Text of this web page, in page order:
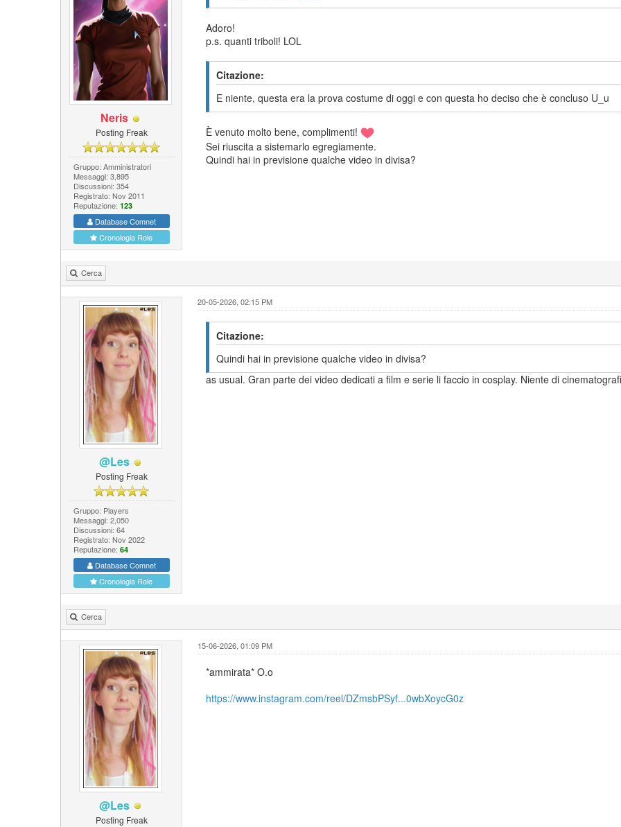
Neris
Posting Freak
Gruppo: Amministratori
Messaggi: 3,895
Discussioni: 354
Registrato: Nov 2011
Reputazione: 123
Database Comnet
Cronologia Role
Adoro!
p.s. quanti triboli! LOL
Citazione:
E niente, questa era la prova costume di oggi e con questa ho deciso che è concluso U_u
È venuto molto bene, complimenti!
Sei riuscita a sistemarlo egregiamente.
Quindi hai in previsione qualche video in divisa?
Cerca
@Les
Posting Freak
Gruppo: Players
Messaggi: 2,050
Discussioni: 64
Registrato: Nov 2022
Reputazione: 64
Database Comnet
Cronologia Role
20-05-2026, 02:15 PM
Citazione:
Quindi hai in previsione qualche video in divisa?
as usual. Gran parte dei video dedicati a film e serie li faccio in cosplay. Niente di
Cerca
@Les
Posting Freak
15-06-2026, 01:09 PM
*ammirata* O.o
https://www.instagram.com/reel/DZmsbPSyf...0wbXoycG0z